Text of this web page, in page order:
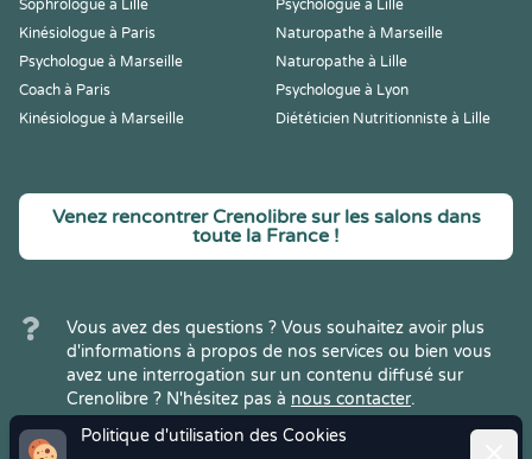
Politique d'utilisation des Cookies
Sophrologue à Lille
Psychologue à Lille
Kinésiologue à Paris
Naturopathe à Marseille
Psychologue à Marseille
Naturopathe à Lille
Coach à Paris
Psychologue à Lyon
Kinésiologue à Marseille
Diététicien Nutritionniste à Lille
Venez rencontrer Crenolibre sur les salons dans
toute la France !
Vous avez des questions ? Vous souhaitez avoir plus
d'informations à propos de nos services ou bien vous
avez une interrogation sur un contenu diffusé sur
Crenolibre ? N'hésitez pas à nous contacter.